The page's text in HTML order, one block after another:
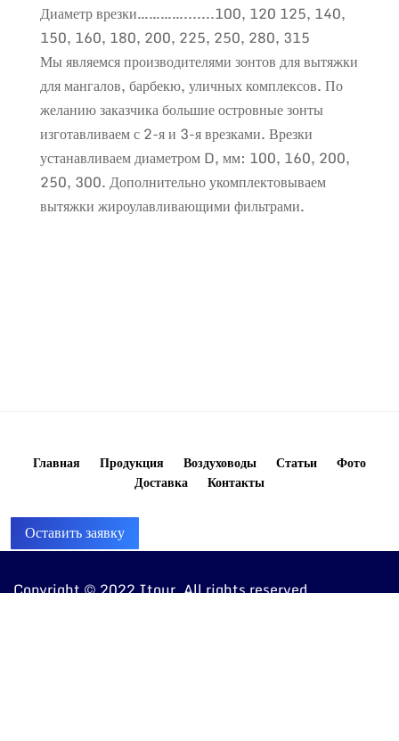
Диаметр врезки………….......100, 120 125, 140,
150, 160, 180, 200, 225, 250, 280, 315
Мы являемся производителями зонтов для вытяжки
для мангалов, барбекю, уличных комплексов. По
желанию заказчика большие островные зонты
изготавливаем с 2-я и 3-я врезками. Врезки
устанавливаем диаметром D, мм: 100, 160, 200,
250, 300. Дополнительно укомплектовываем
вытяжки жироулавливающими фильтрами.
Главная Продукция Воздуховоды Статьи
Фото
Доставка
Контакты
Оставить заявку
Copyright © 2022 Itour. All rights reserved